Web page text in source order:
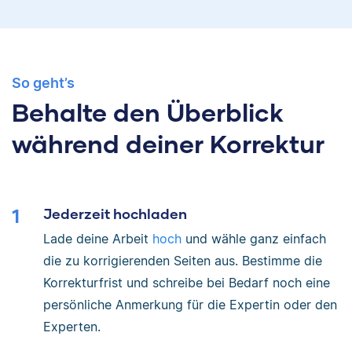
So geht’s
Behalte den Überblick
während deiner Korrektur
Jederzeit hochladen
Lade deine Arbeit hoch und wähle ganz einfach
die zu korrigierenden Seiten aus. Bestimme die
Korrekturfrist und schreibe bei Bedarf noch eine
persönliche Anmerkung für die Expertin oder den
Experten.